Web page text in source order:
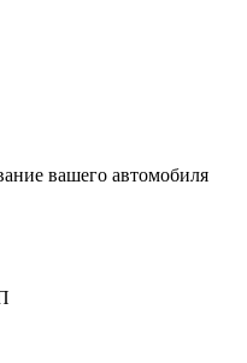
вашего автомобиля